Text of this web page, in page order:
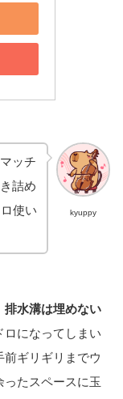
kyuppy
ッチ
詰め
使い
排水溝は埋めない
ロになってしまい
前ギリギリまでウ
たスペースに玉